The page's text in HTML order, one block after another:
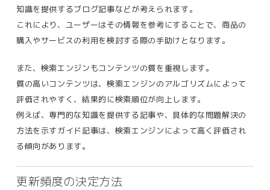
知識を提供するブログ記事などが考えられます。
これにより、ユーザーはその情報を参考にすることで、商品の
購入やサービスの利用を検討する際の手助けとなります​。
また、 検索エンジンもコンテンツの質を重視します。
質の高いコンテンツは、検索エンジンのアルゴリズムによって
評価されやすく、結果的に検索順位が向上します。
例えば、専門的な知識を提供する記事や、具体的な問題解決の
方法を示すガイド記事は、検索エンジンによって高く評価され
る傾向があります​。
更新頻度の決定方法